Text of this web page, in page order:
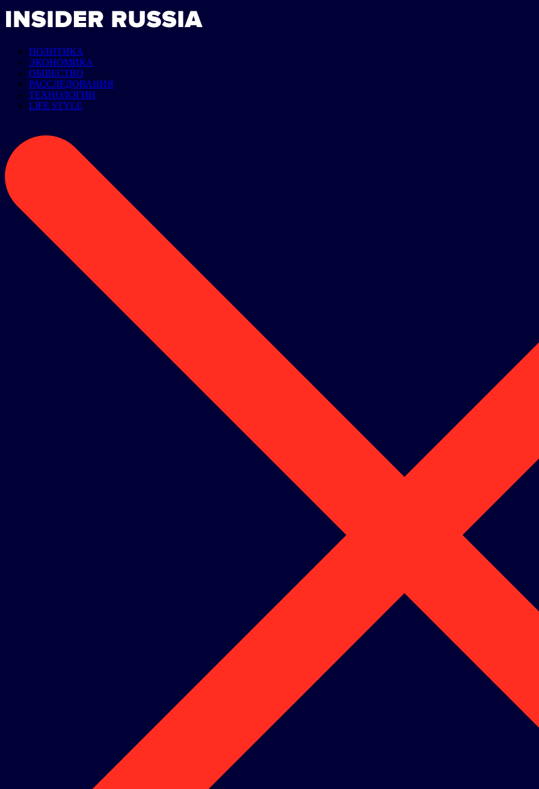
ПОЛИТИКА
ЭКОНОМИКА
ОБЩЕСТВО
РАССЛЕДОВАНИЯ
ТЕХНОЛОГИИ
LIFE STYLE